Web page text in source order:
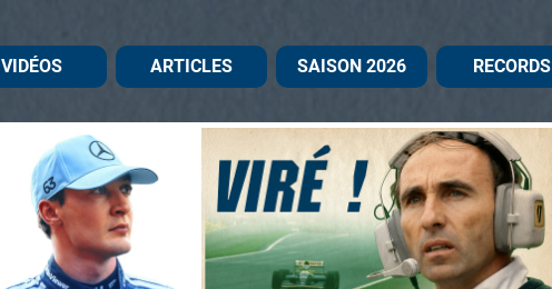
VIDÉOS ARTICLES SAISON 2026 RECORDS